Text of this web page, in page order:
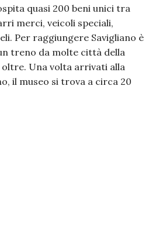
quasi 200 beni unici tra
merci, veicoli speciali,
Per raggiungere Savigliano è
treno da molte città della
Una volta arrivati alla
il museo si trova a circa 20